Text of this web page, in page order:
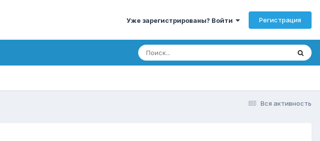
Уже зарегистрированы? Войти Регистрация
Вся активность